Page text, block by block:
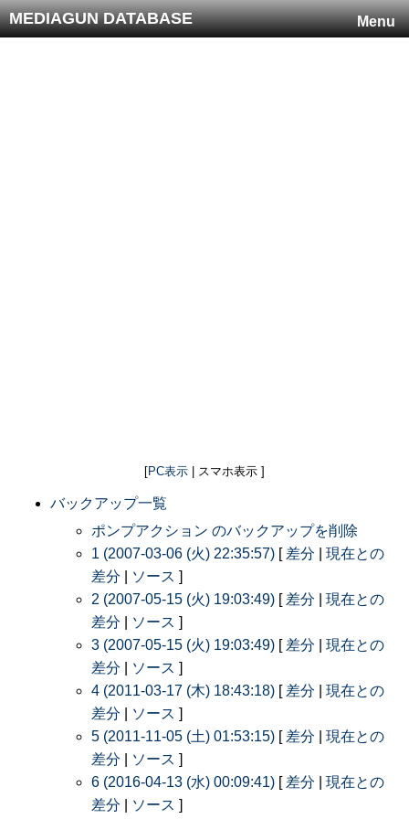
Menu
MEDIAGUN DATABASE
[PC表示 | スマホ表示 ]
バックアップ一覧
ポンプアクション のバックアップを削除
1 (2007-03-06 (火) 22:35:57) [ 差分
現在との
差分
ソース ]
2 (2007-05-15 (火) 19:03:49) [ 差分
現在との
差分
ソース ]
3 (2007-05-15 (火) 19:03:49) [ 差分
現在との
差分
ソース ]
4 (2011-03-17 (木) 18:43:18) [ 差分
現在との
差分
ソース ]
5 (2011-11-05 (土) 01:53:15) [ 差分
現在との
差分
ソース ]
6 (2016-04-13 (水) 00:09:41) [ 差分
現在との
差分
ソース ]